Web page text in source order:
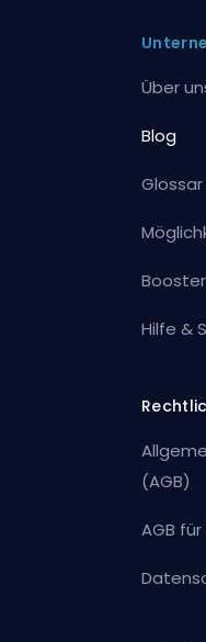
Über
Blog
Glossar
Booster
Hilfe &
(AGB)
AGB